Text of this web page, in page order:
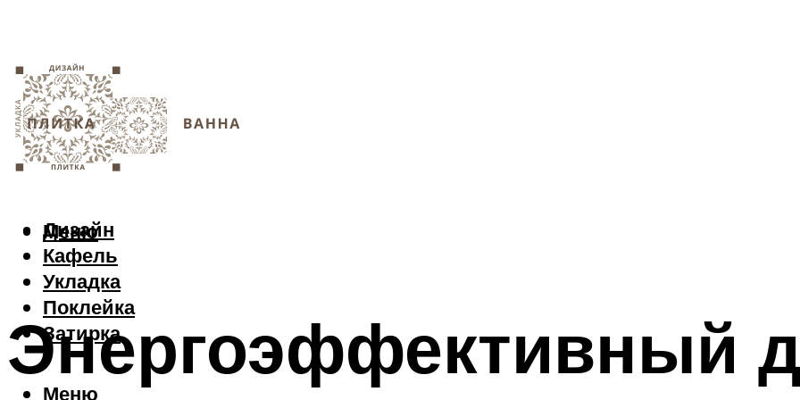
Дизайн
Кафель
Укладка
Поклейка
Затирка
Меню
Меню
Энергоэффективный